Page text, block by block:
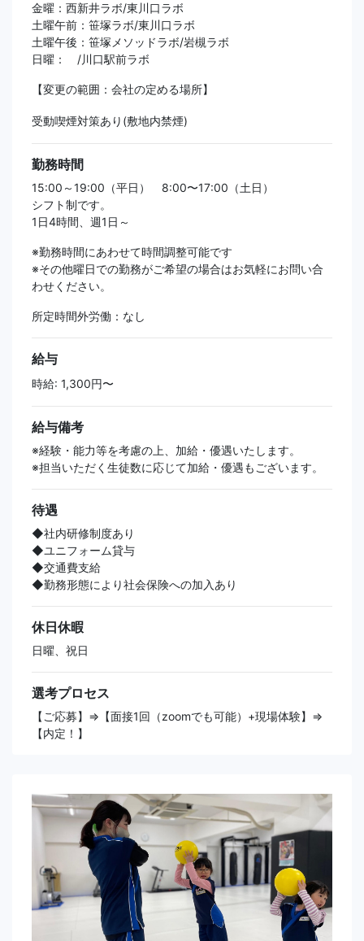
金曜：西新井ラボ/東川口ラボ
土曜午前：笹塚ラボ/東川口ラボ
土曜午後：笹塚メソッドラボ/岩槻ラボ
日曜： /川口駅前ラボ
【変更の範囲：会社の定める場所】
受動喫煙対策あり(敷地内禁煙)
勤務時間
15:00～19:00（平日） 8:00〜17:00（土日）
シフト制です。
1日4時間、週1日～
※勤務時間にあわせて時間調整可能です
※その他曜日での勤務がご希望の場合はお気軽にお問い合
わせください。
所定時間外労働：なし
給与
時給: 1,300円〜
給与備考
※経験・能力等を考慮の上、加給・優遇いたします。
※担当いただく生徒数に応じて加給・優遇もございます。
待遇
◆社内研修制度あり
◆ユニフォーム貸与
◆交通費支給
◆勤務形態により社会保険への加入あり
休日休暇
日曜、祝日
選考プロセス
【ご応募】⇒【面接1回（zoomでも可能）+現場体験】⇒
【内定！】